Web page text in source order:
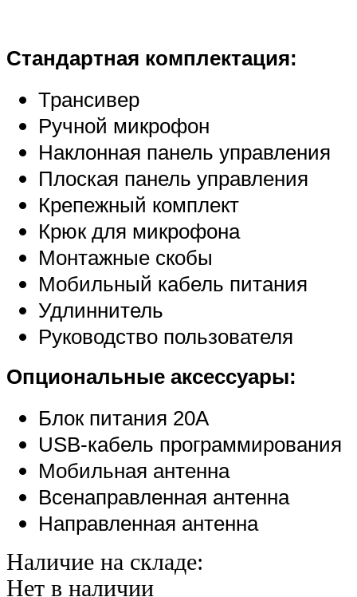
Стандартная комплектация:
Трансивер
Ручной микрофон
Наклонная панель управления
Плоская панель управления
Крепежный комплект
Крюк для микрофона
Монтажные скобы
Мобильный кабель питания
Удлиннитель
Руководство пользователя
Опциональные аксессуары:
Блок питания 20А
USB-кабель программирования
Мобильная антенна
Всенаправленная антенна
Направленная антенна
Наличие на складе:
Нет в наличии